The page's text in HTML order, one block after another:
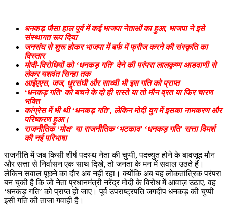
धनकड़ जैसा हाल पूर्व में कई भाजपा नेताओं का हुआ, भाजपा ने इसे
संस्थागत रूप दिया
जनसंघ से शुरू होकर भाजपा में बर्फ में फ्रीज करने की संस्कृति का
विस्तार
मोदी-विरोधियों को ‘धनकड़ गति’ देने की परंपरा लालकृष्ण आडवाणी से
लेकर यशवंत सिन्हा तक
आईएएस, जज, धुरसंघी और साध्वी भी इस गति को प्राप्त
‘धनकड़ गति’ को बचने के दो ही रास्ते या तो मौन व्रत या फिर चारण
भक्ति
कांग्रेस में भी थी ‘धनकड़ गति’, लेकिन मोदी युग में इसका नामकरण और
परिष्करण हुआ।
राजनीतिक ‘मोक्ष’ या राजनीतिक ‘भटकाव’ ‘धनकड़ गति’ सत्ता विमर्श
की नई परिभाषा
राजनीति में जब किसी शीर्ष पदस्थ नेता की चुप्पी, पदच्युत होने के बावजूद मौन
और सत्ता से निर्वासन एक साथ दिखे, तो जनता के मन में सवाल उठते हैं।
लेकिन सवाल पूछने का दौर अब नहीं रहा। क्योंकि अब यह लोकतांत्रिक परंपरा
बन चुकी है कि जो नेता प्रधानमंत्री नरेंद्र मोदी के विरोध में आवाज़ उठाए, वह
‘धनकड़ गति’ को प्राप्त हो जाए। पूर्व उपराष्ट्रपति जगदीप धनकड़ की चुप्पी
इसी गति की ताजा गवाही है।